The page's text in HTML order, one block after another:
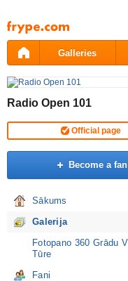
Pāriet
uz
saturu
Galleries
Radio Open 101
Official page
Become a fan
Sākums
Galerija
Fotopano 360 Grādu
Tūre
Fani